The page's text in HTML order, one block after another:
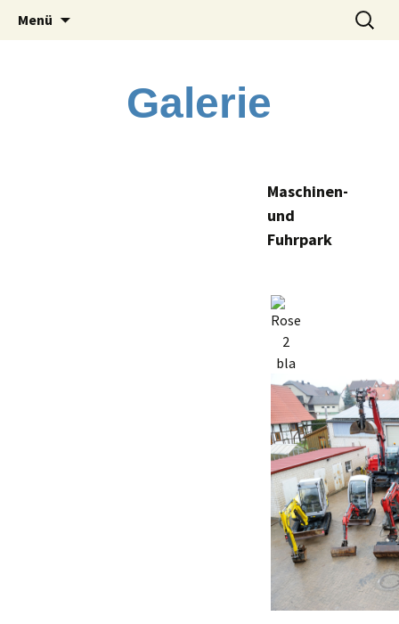
Friedrich Meier
Tiefbauunternehmen GmbH
Menü
Suchen
nach:
Galerie
Maschinen-
und
Fuhrpark
bla